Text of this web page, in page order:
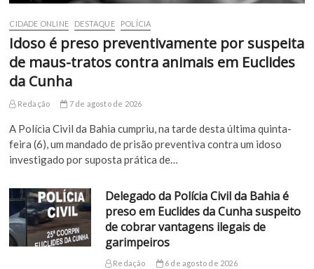
CIDADE ONLINE DESTAQUE POLÍCIA
Idoso é preso preventivamente por suspeita
de maus-tratos contra animais em Euclides
da Cunha
Redação 7 de agosto de 2026
A Polícia Civil da Bahia cumpriu, na tarde desta última quinta-
feira (6), um mandado de prisão preventiva contra um idoso
investigado por suposta prática de…
Delegado da Polícia Civil da Bahia é
preso em Euclides da Cunha suspeito
de cobrar vantagens ilegais de
garimpeiros
Redação 6 de agosto de 2026